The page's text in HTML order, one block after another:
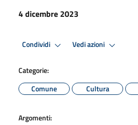
4 dicembre 2023
Condividi Vedi azioni
Categorie:
Comune
Cultura
Argomenti: